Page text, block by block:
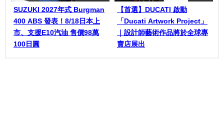
SUZUKI 2027年式 Burgman
400 ABS 發表！8/18日本上
市、支援E10汽油 售價98萬
100日圓
【首選】DUCATI 啟動
「Ducati Artwork Project」
｜設計師藝術作品將於全球專
賣店展出